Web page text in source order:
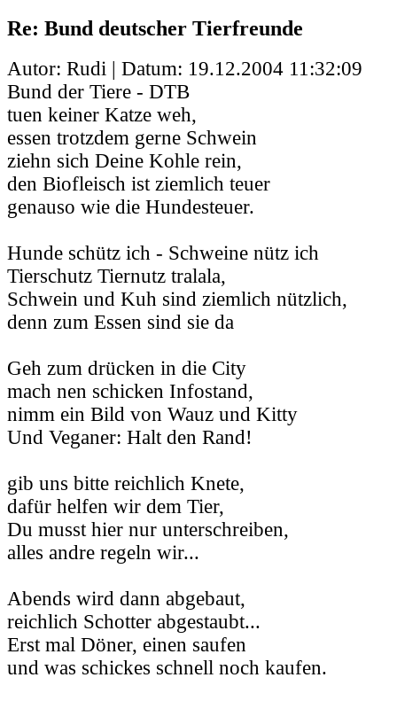
Re: Bund deutscher Tierfreunde
Autor: Rudi | Datum: 19.12.2004 11:32:09
Bund der Tiere - DTB
tuen keiner Katze weh,
essen trotzdem gerne Schwein
ziehn sich Deine Kohle rein,
den Biofleisch ist ziemlich teuer
genauso wie die Hundesteuer.
Hunde schütz ich - Schweine nütz ich
Tierschutz Tiernutz tralala,
Schwein und Kuh sind ziemlich nützlich,
denn zum Essen sind sie da
Geh zum drücken in die City
mach nen schicken Infostand,
nimm ein Bild von Wauz und Kitty
Und Veganer: Halt den Rand!
gib uns bitte reichlich Knete,
dafür helfen wir dem Tier,
Du musst hier nur unterschreiben,
alles andre regeln wir...
Abends wird dann abgebaut,
reichlich Schotter abgestaubt...
Erst mal Döner, einen saufen
und was schickes schnell noch kaufen.